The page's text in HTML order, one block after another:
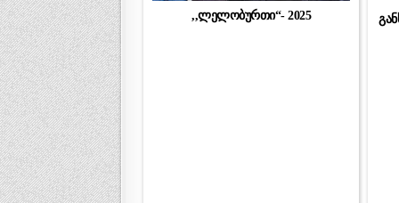
,,ლელობურთი“- 2025